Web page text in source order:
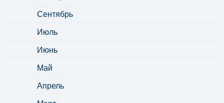
Сентябрь
Июль
Июнь
Май
Апрель